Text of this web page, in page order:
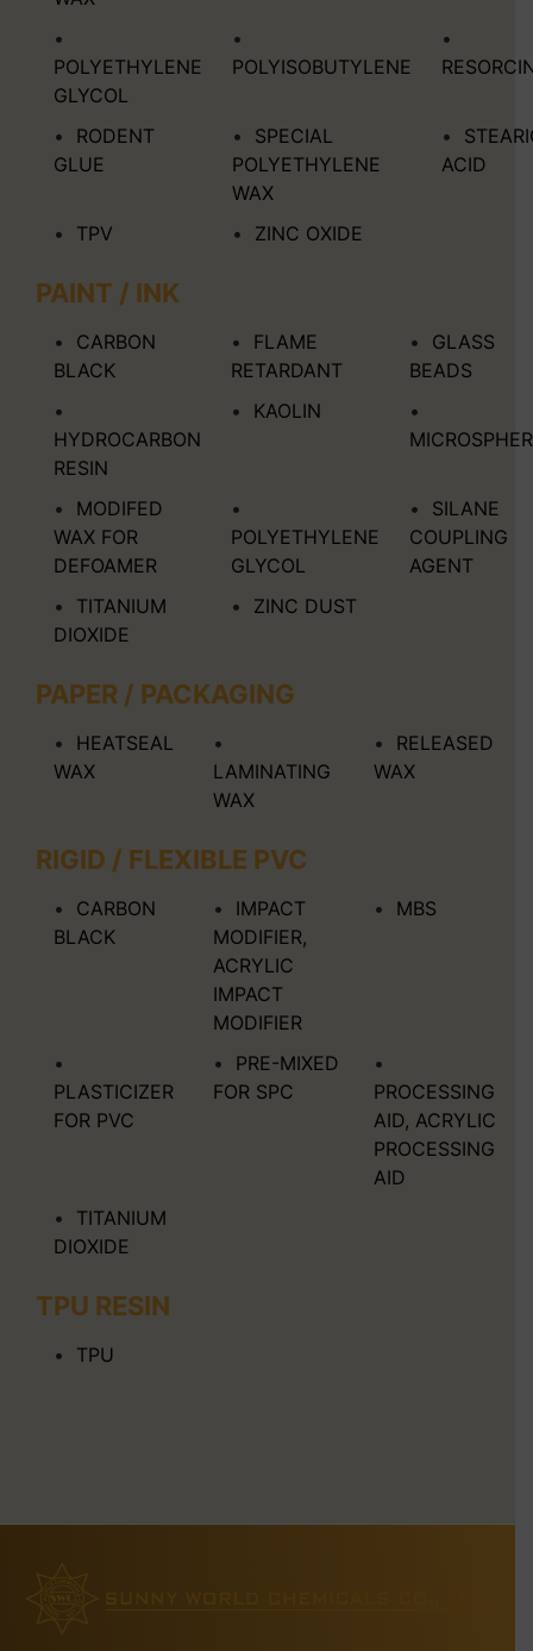
POLYETHYLENE
GLYCOL
POLYISOBUTYLENE
RODENT
GLUE
SPECIAL
POLYETHYLENE
WAX
ACID
TPV ZINC OXIDE
PAINT / INK
CARBON
BLACK
FLAME
RETARDANT
GLASS
BEADS
HYDROCARBON
RESIN
KAOLIN
MODIFED
WAX FOR
DEFOAMER
POLYETHYLENE
GLYCOL
SILANE
COUPLING
AGENT
TITANIUM
DIOXIDE
ZINC DUST
PAPER / PACKAGING
HEATSEAL
WAX
LAMINATING
WAX
RELEASED
WAX
RIGID / FLEXIBLE PVC
CARBON
BLACK
IMPACT
MODIFIER,
ACRYLIC
IMPACT
MODIFIER
MBS
PLASTICIZER
FOR PVC
PRE-MIXED
FOR SPC
PROCESSING
AID, ACRYLIC
PROCESSING
AID
TITANIUM
DIOXIDE
TPU RESIN
TPU